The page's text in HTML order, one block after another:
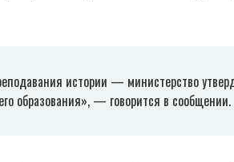
истории — министерство
образования», — говорится в сообщении.